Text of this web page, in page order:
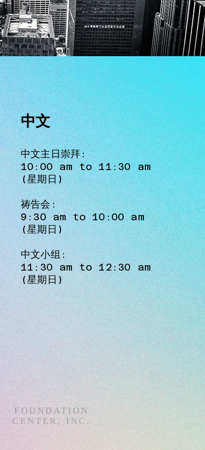
中文
中文主日崇拜:​​
10:00 am to 11:30 am
(星期日)
祷告会:
9:30 am to 10:00 am
(星期日)
​中文小组:
11:30 am to 12:30 am
(星期日)​
FOUNDATION
CENTER, INC.